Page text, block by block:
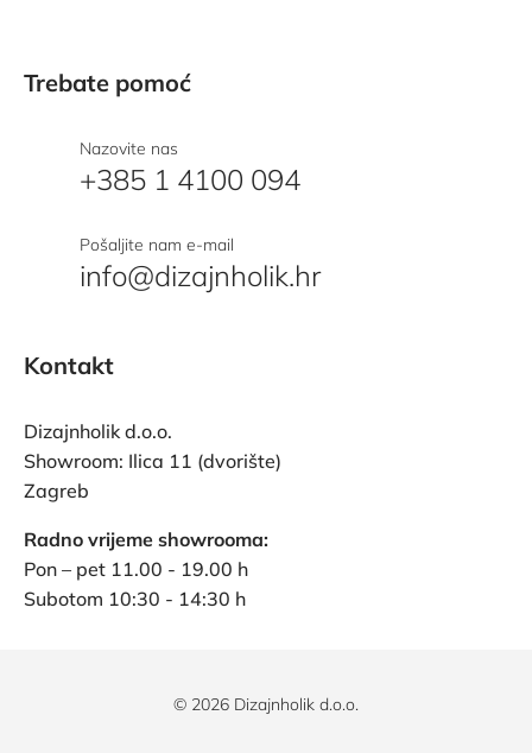
Trebate pomoć
Nazovite nas
+385 1 4100 094
Pošaljite nam e-mail
info@dizajnholik.hr
Kontakt
Dizajnholik d.o.o.
Showroom: Ilica 11 (dvorište)
Zagreb
Radno vrijeme showrooma:
Pon – pet 11.00 - 19.00 h
Subotom 10:30 - 14:30 h
© 2026 Dizajnholik d.o.o.